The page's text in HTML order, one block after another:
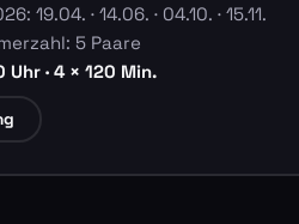
19.04. · 14.06. · 04.10. · 15.11.
5 Paare
· 4 × 120 Min.